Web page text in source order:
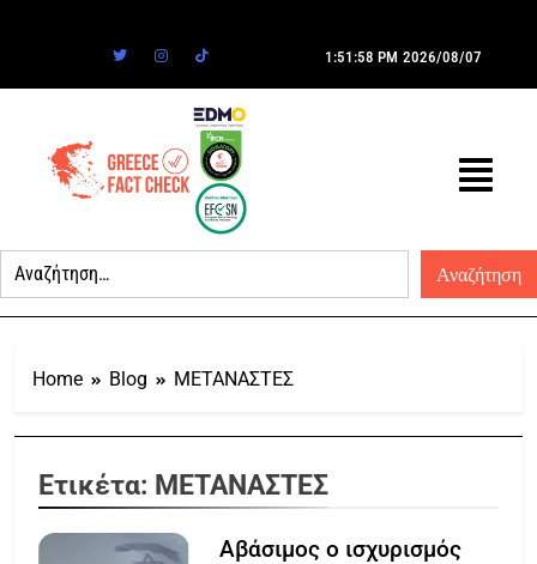
1:51:58 PM 2026/08/07
Home Blog ΜΕΤΑΝΑΣΤΕΣ
Ετικέτα: ΜΕΤΑΝΑΣΤΕΣ
Αβάσιμος ο ισχυρισμός